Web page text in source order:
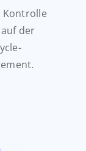
Kontrolle
der